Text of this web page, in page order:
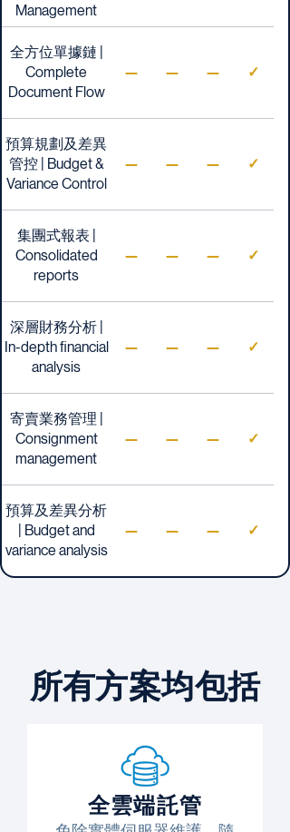
Management
全方位單據鏈 |
Complete
Document Flow
— — — ✓
預算規劃及差異
管控 | Budget &
Variance Control
— — — ✓
集團式報表 |
Consolidated
reports
— — — ✓
深層財務分析 |
In-depth financial
analysis
— — — ✓
寄賣業務管理 |
Consignment
management
— — — ✓
預算及差異分析
| Budget and
variance analysis
— — — ✓
所有方案均包括
全雲端託管